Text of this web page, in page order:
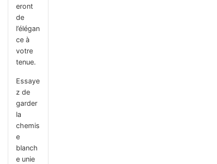
eront
de
l’élégan
ce à
votre
tenue.
Essaye
z de
garder
la
chemis
e
blanch
e unie